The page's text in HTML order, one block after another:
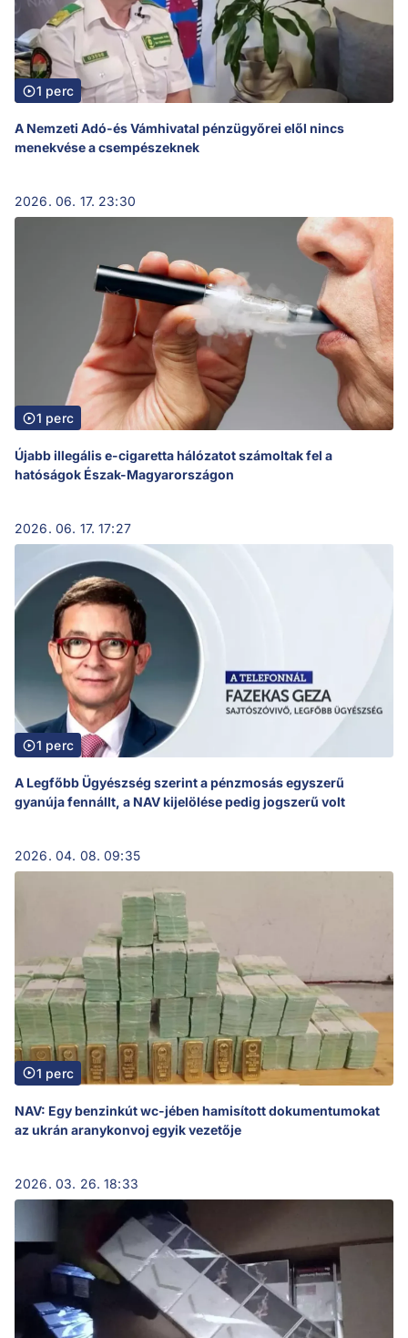
1 perc
A Nemzeti Adó-és Vámhivatal pénzügyőrei elől nincs
menekvése a csempészeknek
2026. 06. 17. 23:30
1 perc
Újabb illegális e-cigaretta hálózatot számoltak fel a
hatóságok Észak-Magyarországon
2026. 06. 17. 17:27
1 perc
A Legfőbb Ügyészség szerint a pénzmosás egyszerű
gyanúja fennállt, a NAV kijelölése pedig jogszerű volt
2026. 04. 08. 09:35
1 perc
NAV: Egy benzinkút wc-jében hamisított dokumentumokat
az ukrán aranykonvoj egyik vezetője
2026. 03. 26. 18:33